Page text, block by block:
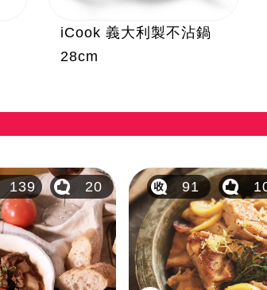
iCook 義大利製不沾鍋
28cm
139 20 91